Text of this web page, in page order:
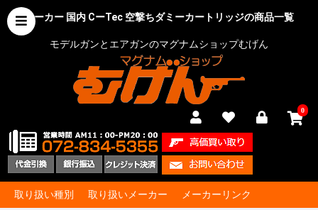
メーカー 国内 CーTec 空撃ちダミーカートリッジの商品一覧
モデルガンとエアガンのマグナムショップむげん
0
取り扱い種別 取り扱いメーカー メーカーリンク